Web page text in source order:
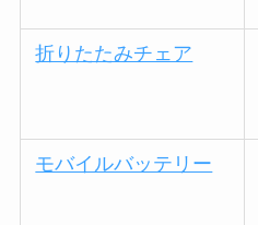
折りたたみチェア
モバイルバッテリー